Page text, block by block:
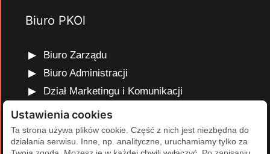
Biuro PKOl
Biuro Zarządu
Biuro Administracji
Dział Marketingu i Komunikacji
Dział Edukacji Olimpijskiej
Dział Finansów i Kadr
Dział Projektów Olimpijskich
Ustawienia cookies
Ta strona używa plików cookie. Część z nich jest niezbędna do
działania serwisu. Inne, np. analityczne, uruchamiamy tylko za